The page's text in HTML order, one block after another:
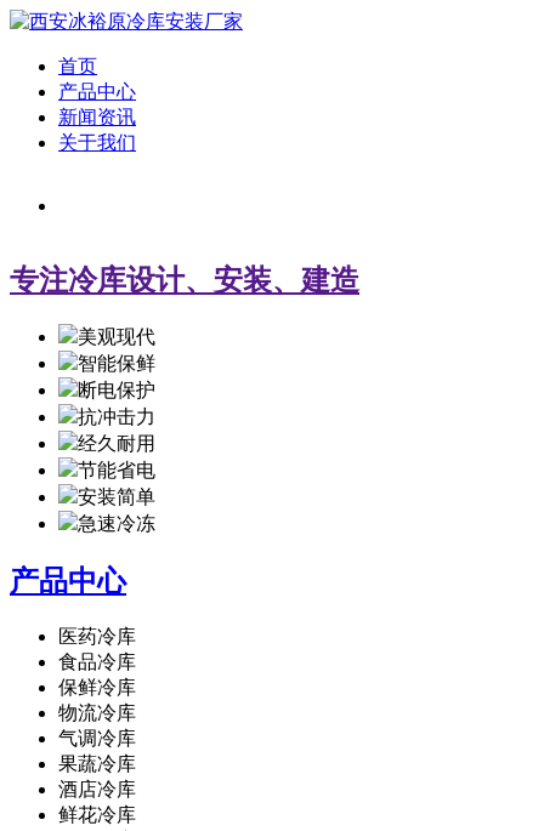
首页
产品中心
新闻资讯
关于我们
专注冷库设计、安装、建造
美观现代
智能保鲜
断电保护
抗冲击力
经久耐用
节能省电
安装简单
急速冷冻
产品中心
医药冷库
食品冷库
保鲜冷库
物流冷库
气调冷库
果蔬冷库
酒店冷库
鲜花冷库